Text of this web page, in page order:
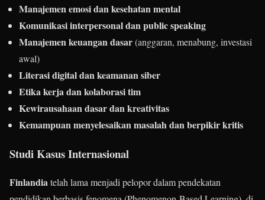
Manajemen emosi dan kesehatan mental
Komunikasi interpersonal dan public speaking
Manajemen keuangan dasar(anggaran, menabung, investasi
awal)
Literasi digital dan keamanan siber
Etika kerja dan kolaborasi tim
Kewirausahaan dasar dan kreativitas
Kemampuan menyelesaikan masalah dan berpikir kritis
Studi Kasus Internasional
Finlandiatelah lama menjadi pelopor dalam pendekatan